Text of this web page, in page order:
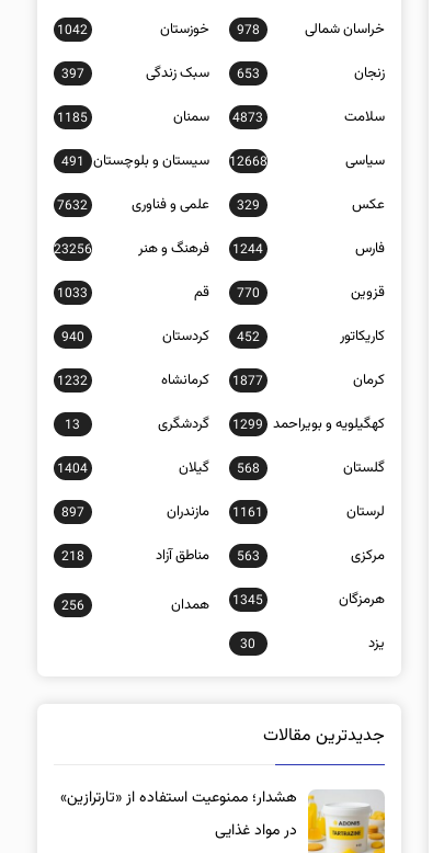
خراسان شمالی 978 خوزستان 1042
زنجان 653 سبک زندگی 397
سلامت 4873 سمنان 1185
سیاسی 12668 سیستان و بلوچستان 491
عکس 329 علمی و فناوری 7632
فارس 1244 فرهنگ و هنر 23256
قزوین 770 قم 1033
کاریکاتور 452 کردستان 940
کرمان 1877 کرمانشاه 1232
کهگیلویه و بویراحمد 1299 گردشگری 13
گلستان 568 گیلان 1404
لرستان 1161 مازندران 897
مرکزی 563 مناطق آزاد 218
هرمزگان 1345 همدان 256
یزد 30
جدیدترین مقالات
هشدار؛ ممنوعیت استفاده از «تارترازین»
در مواد غذایی